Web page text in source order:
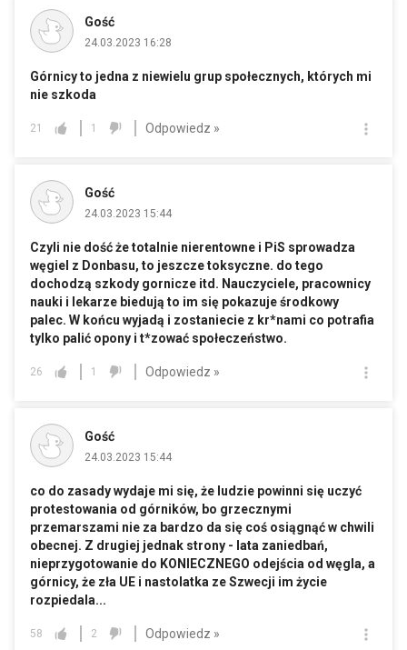
Gość
24.03.2023 16:28
Górnicy to jedna z niewielu grup społecznych, których mi
nie szkoda
21 1 Odpowiedz »
Gość
24.03.2023 15:44
Czyli nie dość że totalnie nierentowne i PiS sprowadza
węgiel z Donbasu, to jeszcze toksyczne. do tego
dochodzą szkody gornicze itd. Nauczyciele, pracownicy
nauki i lekarze biedują to im się pokazuje środkowy
palec. W końcu wyjadą i zostaniecie z kr*nami co potrafia
tylko palić opony i t*zować społeczeństwo.
26 1 Odpowiedz »
Gość
24.03.2023 15:44
co do zasady wydaje mi się, że ludzie powinni się uczyć
protestowania od górników, bo grzecznymi
przemarszami nie za bardzo da się coś osiągnąć w chwili
obecnej. Z drugiej jednak strony - lata zaniedbań,
nieprzygotowanie do KONIECZNEGO odejścia od węgla, a
górnicy, że zła UE i nastolatka ze Szwecji im życie
rozpiedala...
58 2 Odpowiedz »